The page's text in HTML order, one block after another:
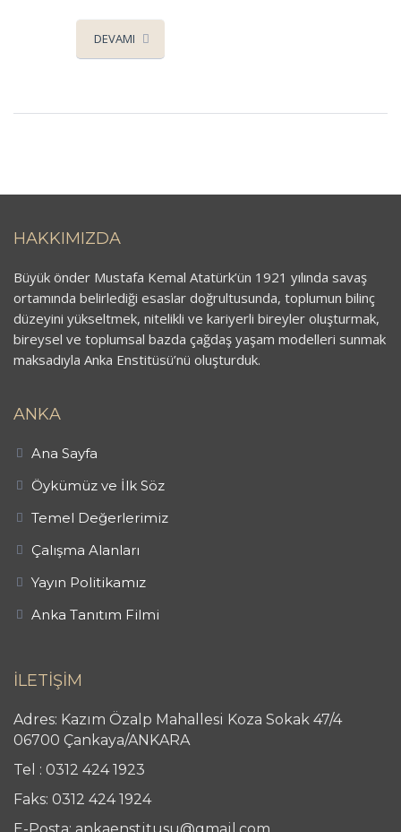
DEVAMI
HAKKIMIZDA
Büyük önder Mustafa Kemal Atatürk’ün 1921 yılında savaş
ortamında belirlediği esaslar doğrultusunda, toplumun bilinç
düzeyini yükseltmek, nitelikli ve kariyerli bireyler oluşturmak,
bireysel ve toplumsal bazda çağdaş yaşam modelleri sunmak
maksadıyla Anka Enstitüsü’nü oluşturduk.
ANKA
Ana Sayfa
Öykümüz ve İlk Söz
Temel Değerlerimiz
Çalışma Alanları
Yayın Politikamız
Anka Tanıtım Filmi
İLETİŞİM
Adres: Kazım Özalp Mahallesi Koza Sokak 47/4
06700 Çankaya/ANKARA
Tel : 0312 424 1923
Faks: 0312 424 1924